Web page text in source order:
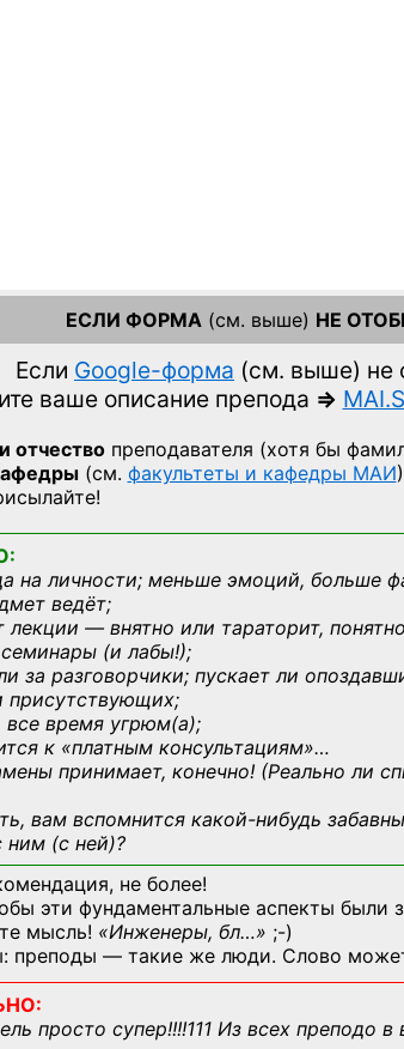
ЕСЛИ ФОРМА (см. выше) НЕ
Если Google-форма (см. выше) не
ваше описание препода =>
отчествопреподавателя (хотя бы
(см. факультеты и кафедры МАИ
на личности; меньше эмоций, больше
ведёт;
лекции — внятно или тараторит,
семинары (и лабы!);
за разговорчики; пускает ли
присутствующих;
все время угрюм(а);
к «платным консультациям»…
принимает, конечно! (Реально ли
вам вспомнится какой-нибудь
ним (с ней)?
не более!
эти фундаментальные аспекты были
мысль! «Инженеры, бл…» ;-)
преподы — такие же люди. Слово
просто супер!!!!111 Из всех преподо